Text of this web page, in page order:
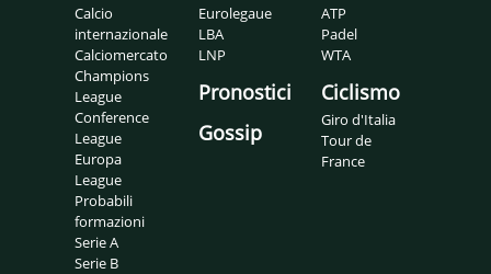
Calcio
internazionale
Calciomercato
Champions
League
Conference
League
Europa
League
Probabili
formazioni
Serie A
Serie B
Eurolegaue
LBA
LNP
Pronostici
Gossip
ATP
Padel
WTA
Ciclismo
Giro d'Italia
Tour de
France